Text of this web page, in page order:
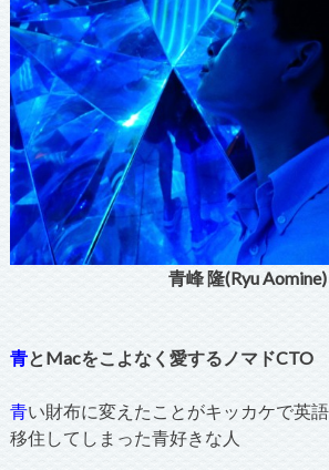
青峰 隆(Ryu Aomine)
青とMacをこよなく愛するノマドCTO
青い財布に変えたことがキッカケで英
移住してしまった青好きな人